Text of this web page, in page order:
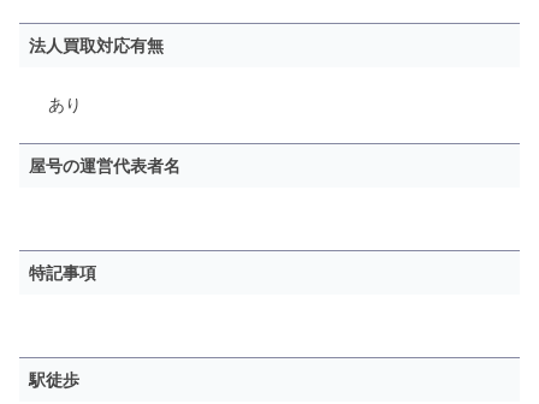
法人買取対応有無
あり
屋号の運営代表者名
特記事項
駅徒歩